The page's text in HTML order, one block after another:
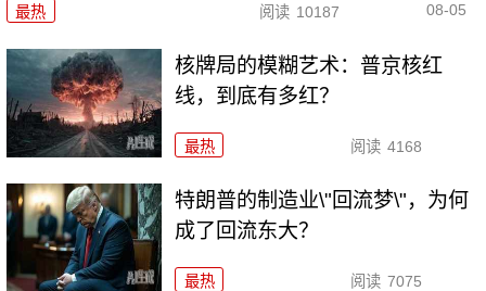
最热 阅读 10187 08-05
核牌局的模糊艺术：普京核红
线，到底有多红？
最热 阅读 4168
特朗普的制造业\"回流梦\"，为何
成了回流东大？
最热 阅读 7075